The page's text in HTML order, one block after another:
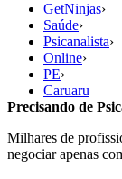
GetNinjas›
Saúde›
Psicanalista›
Online›
PE›
Caruaru
Precisando de
Milhares de
negociar apenas